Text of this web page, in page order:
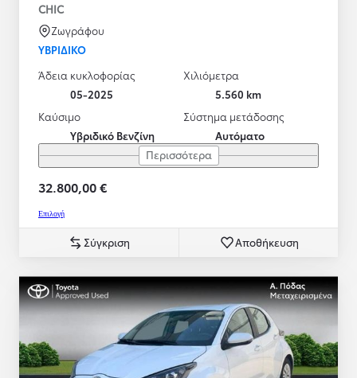
CHIC
Ζωγράφου
ΥΒΡΙΔΙΚΌ
Άδεια κυκλοφορίας
05-2025
Χιλιόμετρα
5.560 km
Καύσιμο
Υβριδικό Βενζίνη
Σύστημα μετάδοσης
Αυτόματο
Περισσότερα
32.800,00 €
Επιλογή
Σύγκριση Αποθήκευση